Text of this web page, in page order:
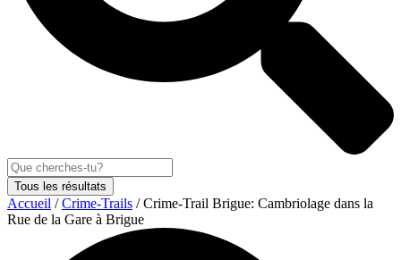
Tous les résultats
Accueil /Crime-Trails / Crime-Trail Brigue: Cambriolage dans la
Rue de la Gare à Brigue